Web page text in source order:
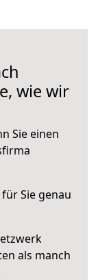
wie wir
Sie einen
Sie genau
als manch